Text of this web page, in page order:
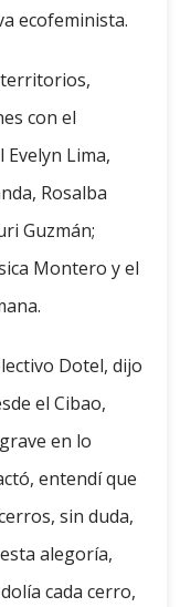
ecofeminista.
con el
Lima,
Rosalba
Guzmán;
Montero y el
Dotel, dijo
el Cibao,
en lo
entendí que
sin duda,
alegoría,
cada cerro,